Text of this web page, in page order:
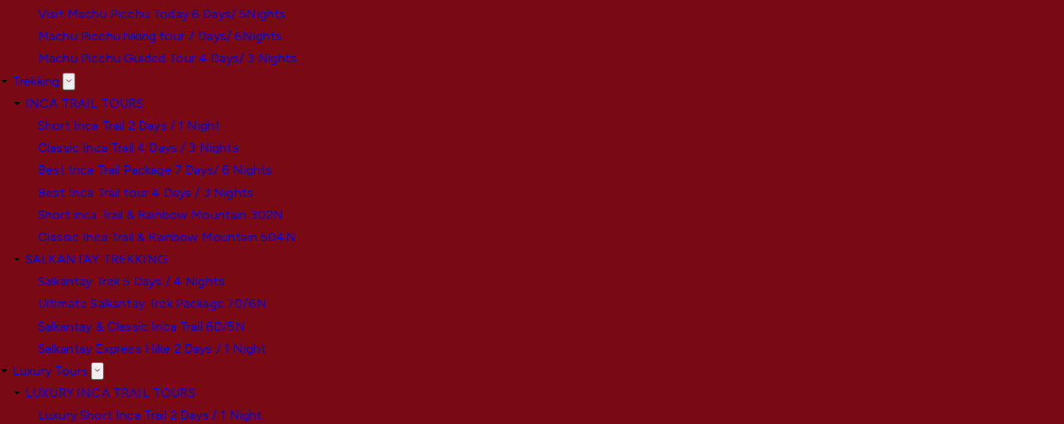
Visit Machu Picchu Today 6 Days/ 5Nights
Machu Picchu hiking tour 7 Days/ 6Nights
Machu Picchu Guided Tour 4 Days/ 3 Nights
Trekking
INCA TRAIL TOURS
Short Inca Trail 2 Days / 1 Night
Classic Inca Trail 4 Days / 3 Nights
Best Inca Trail Package 7 Days/ 6 Nights
Best Inca Trail tour 4 Days / 3 Nights
Short inca Trail & Rainbow Mountain 3D2N
Classic Inca Trail & Rainbow Mountain 5D4N
SALKANTAY TREKKING
Salkantay Trek 5 Days / 4 Nights
Ultimate Salkantay Trek Package 7D/6N
Salkantay & Classic Inca Trail 6D/5N
Salkantay Express Hike 2 Days / 1 Night
Luxury Tours
LUXURY INCA TRAIL TOURS
Luxury Short Inca Trail 2 Days / 1 Night